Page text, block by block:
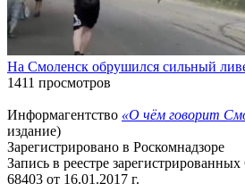
На Смоленск обрушился сильный
1411 просмотров
Информагентство «О чём говорит
издание)
Зарегистрировано в Роскомнадзоре
Запись в реестре
68403 от 16.01.2017 г.